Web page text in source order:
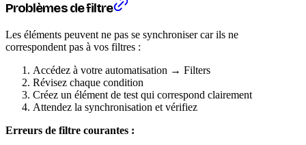
Problèmes de filtre
Les éléments peuvent ne pas se synchroniser car ils ne
correspondent pas à vos filtres :
Accédez à votre automatisation → Filters
Révisez chaque condition
Créez un élément de test qui correspond clairement
Attendez la synchronisation et vérifiez
Erreurs de filtre courantes :